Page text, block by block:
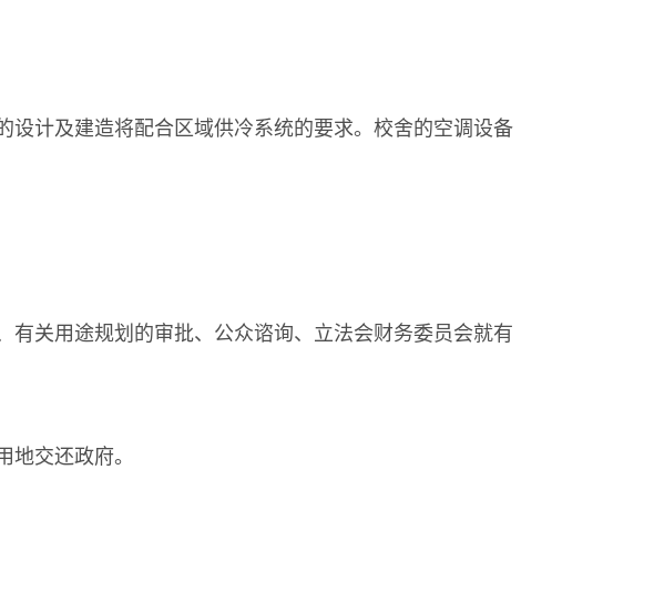
计及建造将配合区域供冷系统的要求。校舍的空调设备
关用途规划的审批、公众谘询、立法会财务委员会就有
交还政府。